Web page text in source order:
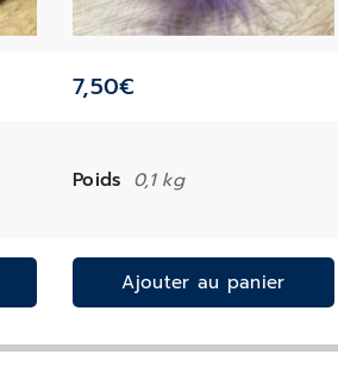
7,50€
Poids 0,1 kg
Ajouter au panier